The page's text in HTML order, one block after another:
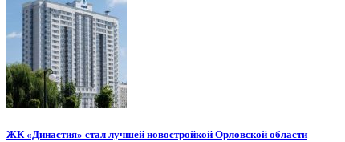
ЖК «Династия» стал лучшей новостройкой Орловской области